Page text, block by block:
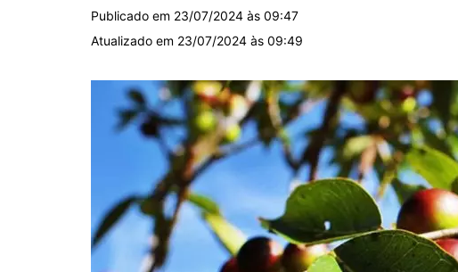
Publicado em 23/07/2024 às 09:47
Atualizado em 23/07/2024 às 09:49